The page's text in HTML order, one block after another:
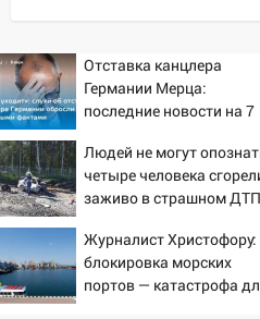
приговор
11:38
В Ленинском
полностью
сарай
11:38
В Госдуме
ЕГЭ с 2027 года
11:25
В Ульяновске
нарушителей на
площадках
Отставка канцлера
Германии Мерца:
последние новости на 7
Людей не могут
четыре человека
заживо в страшном ДТП
Новости
Журналист Христофору:
блокировка морских
портов — катастрофа